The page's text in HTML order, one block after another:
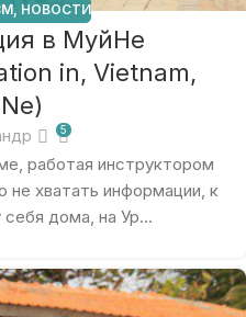
, НОВОСТИ
в МуйНе
in, Vietnam,
5
работая инструктором
не хватать информации, к
дома, на Ур...